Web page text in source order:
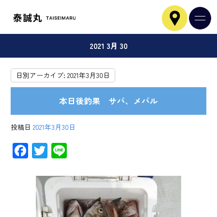
2021 3月 30
日別アーカイブ:2021年3月30日
本日後釣果 サバ、メバル
投稿日 2021年3月30日
F
e
b
T
tt
er